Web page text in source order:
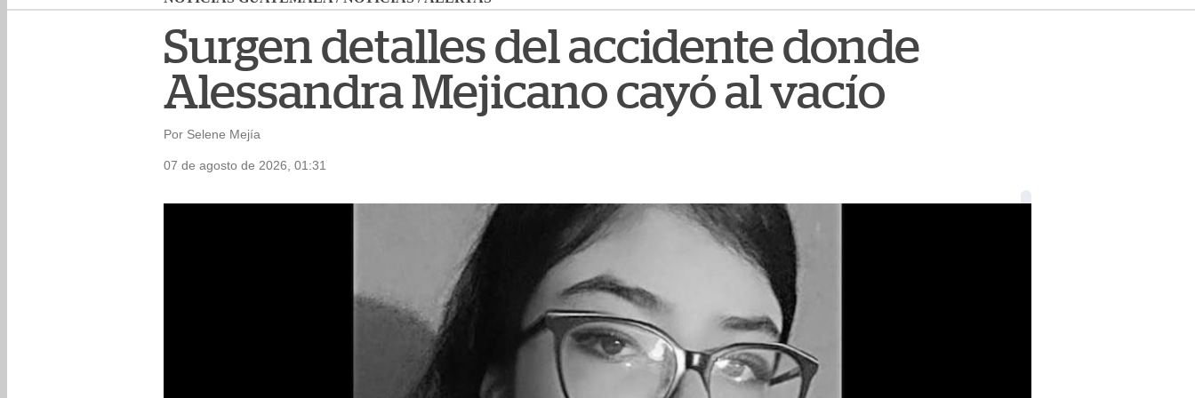
Surgen detalles del accidente donde
Alessandra Mejicano cayó al vacío
Por Selene Mejía
07 de agosto de 2026, 01:31